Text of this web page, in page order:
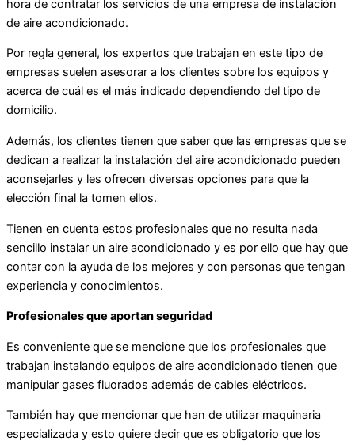
hora de contratar los servicios de una empresa de instalación
de aire acondicionado.
Por regla general, los expertos que trabajan en este tipo de
empresas suelen asesorar a los clientes sobre los equipos y
acerca de cuál es el más indicado dependiendo del tipo de
domicilio.
Además, los clientes tienen que saber que las empresas que se
dedican a realizar la instalación del aire acondicionado pueden
aconsejarles y les ofrecen diversas opciones para que la
elección final la tomen ellos.
Tienen en cuenta estos profesionales que no resulta nada
sencillo instalar un aire acondicionado y es por ello que hay que
contar con la ayuda de los mejores y con personas que tengan
experiencia y conocimientos.
Profesionales que aportan seguridad
Es conveniente que se mencione que los profesionales que
trabajan instalando equipos de aire acondicionado tienen que
manipular gases fluorados además de cables eléctricos.
También hay que mencionar que han de utilizar maquinaria
especializada y esto quiere decir que es obligatorio que los